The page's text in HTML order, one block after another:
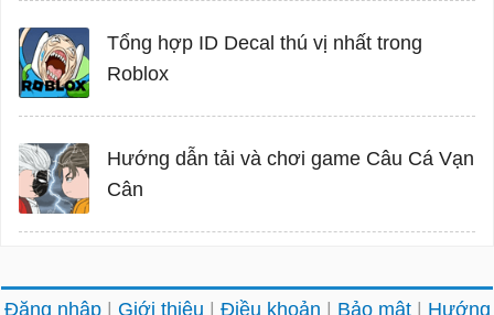
Tổng hợp ID Decal thú vị nhất trong
Roblox
Hướng dẫn tải và chơi game Câu Cá Vạn
Cân
Đăng nhập Giới thiệu Điều khoản Bảo mật Hướng